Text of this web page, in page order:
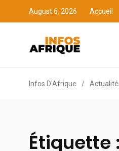
August 6, 2026 Accueil
Infos D'Afrique /
Étiquette :